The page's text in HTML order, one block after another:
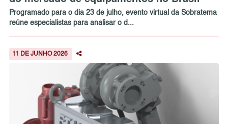
Programado para o dia 23 de julho, evento virtual da Sobratema
reúne especialistas para analisar o d...
11 DE JUNHO 2026